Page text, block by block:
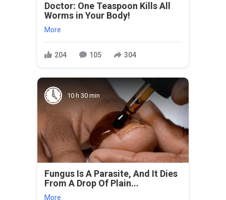
Doctor: One Teaspoon Kills All
Worms in Your Body!
More
204 105 304
10 h 30 min
Fungus Is A Parasite, And It Dies
From A Drop Of Plain...
More